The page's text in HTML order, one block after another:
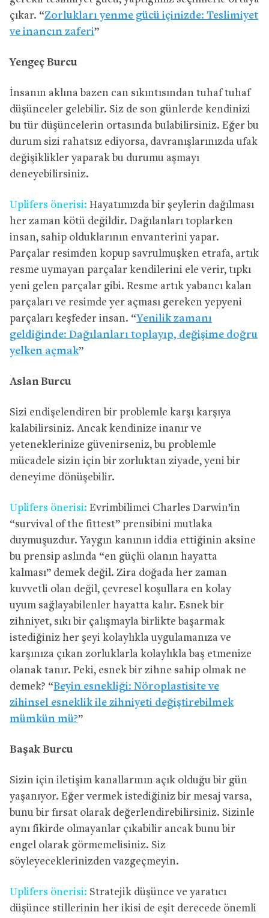
çıkar. “Zorlukları yenme gücü içinizde: Teslimiyet
ve inancın zaferi”
Yengeç Burcu
İnsanın aklına bazen can sıkıntısından tuhaf tuhaf
düşünceler gelebilir. Siz de son günlerde kendinizi
bu tür düşüncelerin ortasında bulabilirsiniz. Eğer bu
durum sizi rahatsız ediyorsa, davranışlarınızda ufak
değişiklikler yaparak bu durumu aşmayı
deneyebilirsiniz.
Uplifers önerisi: Hayatımızda bir şeylerin dağılması
her zaman kötü değildir. Dağılanları toplarken
insan, sahip olduklarının envanterini yapar.
Parçalar resimden kopup savrulmuşken etrafa, artık
resme uymayan parçalar kendilerini ele verir, tıpkı
yeni gelen parçalar gibi. Resme artık yabancı kalan
parçaları ve resimde yer açması gereken yepyeni
parçaları keşfeder insan. “Yenilik zamanı
geldiğinde: Dağılanları toplayıp, değişime doğru
yelken açmak”
Aslan Burcu
Sizi endişelendiren bir problemle karşı karşıya
kalabilirsiniz. Ancak kendinize inanır ve
yeteneklerinize güvenirseniz, bu problemle
mücadele sizin için bir zorluktan ziyade, yeni bir
deneyime dönüşebilir.
Uplifers önerisi: Evrimbilimci Charles Darwin’in
“survival of the fittest” prensibini mutlaka
duymuşuzdur. Yaygın kanının iddia ettiğinin aksine
bu prensip aslında “en güçlü olanın hayatta
kalması” demek değil. Zira doğada her zaman
kuvvetli olan değil, çevresel koşullara en kolay
uyum sağlayabilenler hayatta kalır. Esnek bir
zihniyet, sıkı bir çalışmayla birlikte başarmak
istediğiniz her şeyi kolaylıkla uygulamanıza ve
karşınıza çıkan zorluklarla kolaylıkla baş etmenize
olanak tanır. Peki, esnek bir zihne sahip olmak ne
demek? “Beyin esnekliği: Nöroplastisite ve
zihinsel esneklik ile zihniyeti değiştirebilmek
mümkün mü?”
Başak Burcu
Sizin için iletişim kanallarının açık olduğu bir gün
yaşanıyor. Eğer vermek istediğiniz bir mesaj varsa,
bunu bir fırsat olarak değerlendirebilirsiniz. Sizinle
aynı fikirde olmayanlar çıkabilir ancak bunu bir
engel olarak görmemelisiniz. Siz
söyleyeceklerinizden vazgeçmeyin.
Uplifers önerisi: Stratejik düşünce ve yaratıcı
düşünce stillerinin her ikisi de eşit derecede önemli